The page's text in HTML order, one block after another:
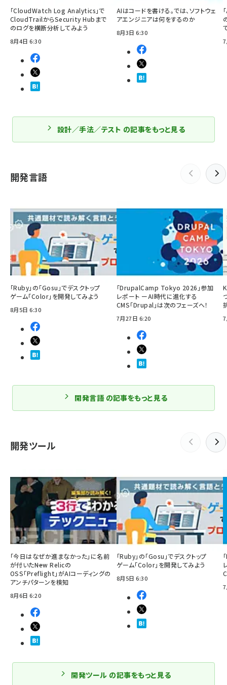
「CloudWatch Log Analytics」で
CloudTrailからSecurity Hubまで
のログを横断分析してみよう
8月4日 6:30
AIはコードを書ける。では、ソフトウェ
アエンジニアは何をするのか
8月3日 6:30
設計／手法／テスト の記事をもっと見る
開発言語
「Ruby」の「Gosu」でデスクトップ
ゲーム「Color」を開発してみよう
8月5日 6:30
「DrupalCamp Tokyo 2026」参加
レポート ーAI時代に進化する
CMS「Drupal」は次のフェーズへ！
7月27日 6:20
開発言語 の記事をもっと見る
開発ツール
「今日はなぜか進まなかった」に名前
が付いた――New Relicの
OSS「Preflight」がAIコーディングの
アンチパターンを検知
8月6日 6:20
「Ruby」の「Gosu」でデスクトップ
ゲーム「Color」を開発してみよう
8月5日 6:30
開発ツール の記事をもっと見る